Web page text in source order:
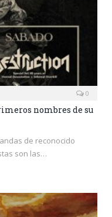
0
nombres de su
de reconocido
son las…